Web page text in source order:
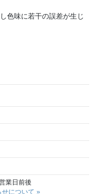
色味に若干の誤差が生じ
業日前後
せについて »